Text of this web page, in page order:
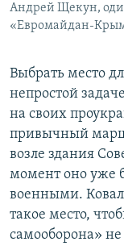
Андрей Щекун,
«Евромайдан-
Выбрать место
непростой
на своих
привычный
возле здания
момент оно уже
военными.
такое место,
самооборона» не